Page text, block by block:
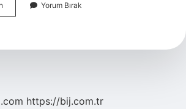
Bulanıklığı
Yorum Bırak
https://bij.com.tr